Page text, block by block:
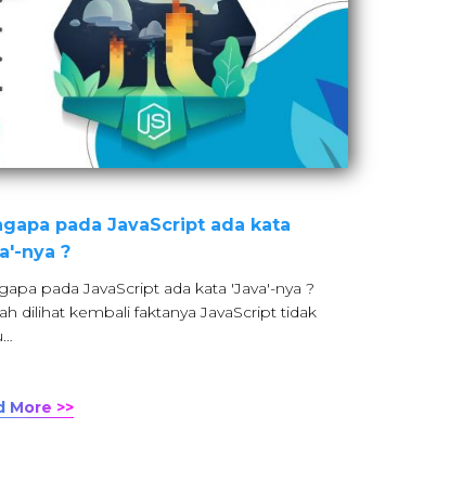
pada JavaScript ada kata
nya ?
pada JavaScript ada kata 'Java'-nya ?
dilihat kembali faktanya JavaScript tidak
More >>